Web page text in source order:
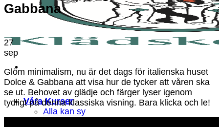
Våra Kurser
Alla kan sy
Gabbana
27
sep
Glöm minimalism, nu är det dags för italienska huset
Dolce & Gabbana att visa hur de tycker att våren ska
se ut. Behovet av glädje och färger lyser igenom
tydligt på denna klassiska visning. Bara klicka och le!